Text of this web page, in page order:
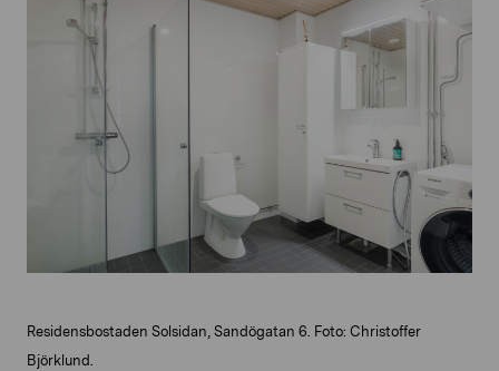
Residensbostaden Solsidan, Sandögatan 6. Foto: Christoffer
Björklund.